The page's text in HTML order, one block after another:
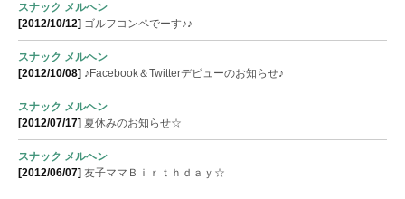
スナック メルヘン
[2012/10/12] ゴルフコンペでーす♪♪
スナック メルヘン
[2012/10/08] ♪Facebook＆Twitterデビューのお知らせ♪
スナック メルヘン
[2012/07/17] 夏休みのお知らせ☆
スナック メルヘン
[2012/06/07] 友子ママＢｉｒｔｈｄａｙ☆